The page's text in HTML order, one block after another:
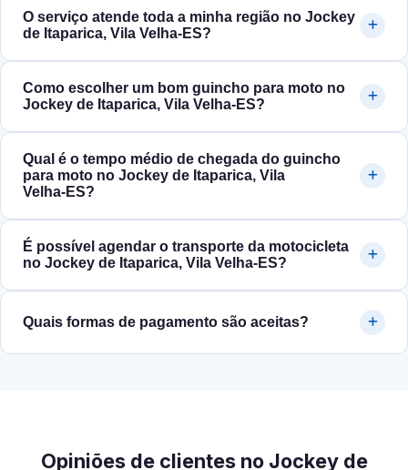
O serviço atende toda a minha região no Jockey
de Itaparica, Vila Velha‑ES?
Como escolher um bom guincho para moto no
Jockey de Itaparica, Vila Velha‑ES?
Qual é o tempo médio de chegada do guincho
para moto no Jockey de Itaparica, Vila
Velha‑ES?
É possível agendar o transporte da motocicleta
no Jockey de Itaparica, Vila Velha‑ES?
Quais formas de pagamento são aceitas?
Opiniões de clientes no Jockey de